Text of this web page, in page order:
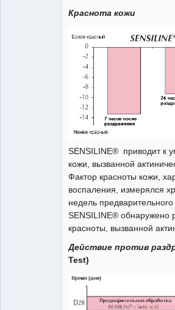
Краснота кожи
SENSILINE® приводит к
кожи, вызванной
Фактор красноты кожи,
воспаления, измерялся
недель
SENSILINE® обнаружено
красноты, вызванной
Действие против
Test)